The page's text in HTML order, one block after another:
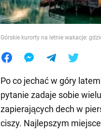
Górskie kurorty na letnie wakacje:
Po co jechać w góry
pytanie zadaje sobie
zapierających dech w
ciszy. Najlepszym